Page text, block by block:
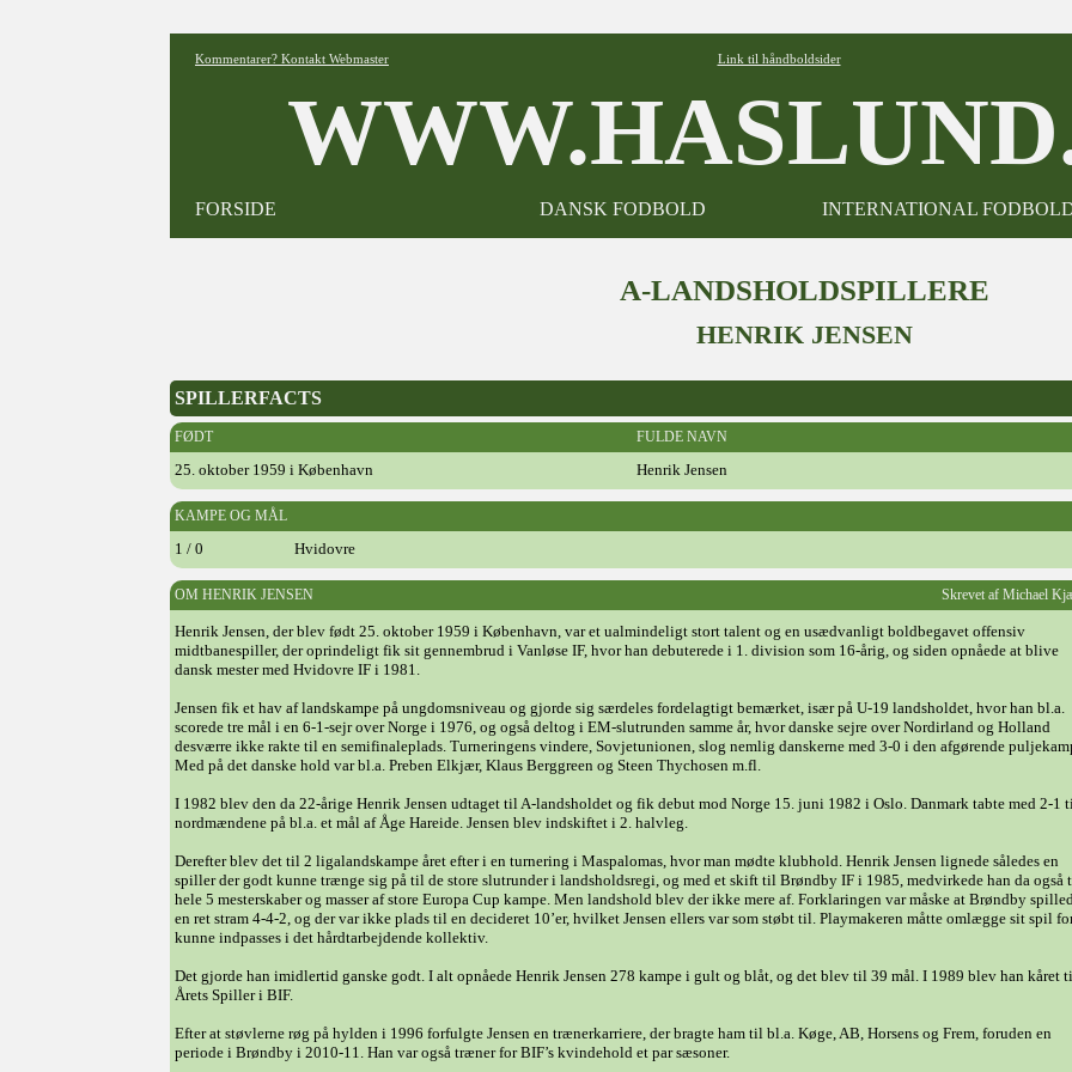
Kommentarer? Kontakt Webmaster Link til håndboldsider
FORSIDE DANSK FODBOLD INTERNATIONAL
A-LANDSHOLDSPILLERE
HENRIK JENSEN
SPILLERFACTS
FØDT FULDE NAVN
25. oktober 1959 i København Henrik Jensen
KAMPE OG MÅL
1 / 0 Hvidovre
OM HENRIK JENSEN Skrevet af Michael
Henrik Jensen, der blev født 25. oktober 1959 i København, var et ualmindeligt stort talent og en usædvanligt boldbegavet offensiv
midtbanespiller, der oprindeligt fik sit gennembrud i Vanløse IF, hvor han debuterede i 1. division som 16-årig, og siden opnåede at blive
dansk mester med Hvidovre IF i 1981.
Jensen fik et hav af landskampe på ungdomsniveau og gjorde sig særdeles fordelagtigt bemærket, især på U-19 landsholdet, hvor han bl.a.
scorede tre mål i en 6-1-sejr over Norge i 1976, og også deltog i EM-slutrunden samme år, hvor danske sejre over Nordirland og Holland
desværre ikke rakte til en semifinaleplads. Turneringens vindere, Sovjetunionen, slog nemlig danskerne med 3-0 i den afgørende
Med på det danske hold var bl.a. Preben Elkjær, Klaus Berggreen og Steen Thychosen m.fl.
I 1982 blev den da 22-årige Henrik Jensen udtaget til A-landsholdet og fik debut mod Norge 15. juni 1982 i Oslo. Danmark tabte med 2-1
nordmændene på bl.a. et mål af Åge Hareide. Jensen blev indskiftet i 2. halvleg.
Derefter blev det til 2 ligalandskampe året efter i en turnering i Maspalomas, hvor man mødte klubhold. Henrik Jensen lignede således en
spiller der godt kunne trænge sig på til de store slutrunder i landsholdsregi, og med et skift til Brøndby IF i 1985, medvirkede han da også
hele 5 mesterskaber og masser af store Europa Cup kampe. Men landshold blev der ikke mere af. Forklaringen var måske at Brøndby
en ret stram 4-4-2, og der var ikke plads til en decideret 10’er, hvilket Jensen ellers var som støbt til. Playmakeren måtte omlægge sit spil
kunne indpasses i det hårdtarbejdende kollektiv.
Det gjorde han imidlertid ganske godt. I alt opnåede Henrik Jensen 278 kampe i gult og blåt, og det blev til 39 mål. I 1989 blev han kåret
Årets Spiller i BIF.
Efter at støvlerne røg på hylden i 1996 forfulgte Jensen en trænerkarriere, der bragte ham til bl.a. Køge, AB, Horsens og Frem, foruden en
periode i Brøndby i 2010-11. Han var også træner for BIF’s kvindehold et par sæsoner.